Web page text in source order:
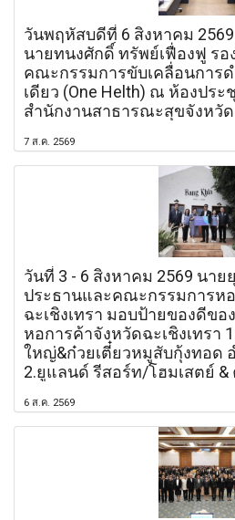
วันพฤหัสบดีที่ 6 สิงหาคม 2569
นายทนงศักดิ์ ทรัพย์เฟื่องฟู รอ
คณะกรรมการขับเคลื่อนการ
เดียว (One Helth) ณ ห้องปร
สำนักงานสาธารณะสุขจังหวัด
7 ส.ค. 2569
วันที่ 3 - 6 สิงหาคม 2569 นาย
ประธานและคณะกรรมการห
ฉะเชิงเทรา มอบป้ายของดีขอ
หอการค้าจังหวัดฉะเชิงเทรา
ใหญ่&ก๋วยเตี๋ยวหมูสับกุ้งทอด อ
2.ยูแลนด์ รีสอร์ท/โฮมเสตย์ &
6 ส.ค. 2569